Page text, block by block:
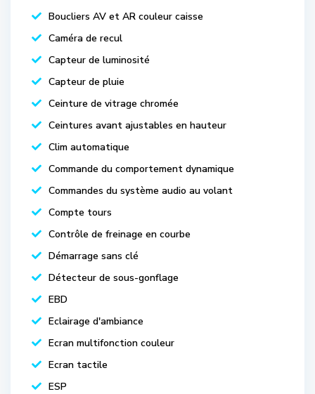
Boucliers AV et AR couleur caisse
Caméra de recul
Capteur de luminosité
Capteur de pluie
Ceinture de vitrage chromée
Ceintures avant ajustables en hauteur
Clim automatique
Commande du comportement dynamique
Commandes du système audio au volant
Compte tours
Contrôle de freinage en courbe
Démarrage sans clé
Détecteur de sous-gonflage
EBD
Eclairage d'ambiance
Ecran multifonction couleur
Ecran tactile
ESP